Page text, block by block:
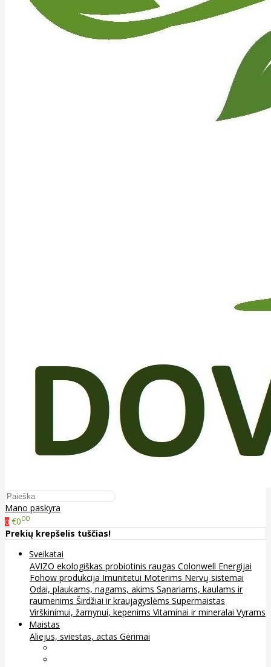
Mano paskyra
0 €000
Prekių krepšelis tuščias!
Sveikatai
AVIZO ekologiškas probiotinis raugas Colonwell Energijai
Fohow produkcija Imunitetui Moterims Nervų sistemai
Odai, plaukams, nagams, akims Sąnariams, kaulams ir
raumenims Širdžiai ir kraujagyslėms Supermaistas
Virškinimui, žarnynui, kepenims Vitaminai ir mineralai Vyrams
Maistas
Aliejus, sviestas, actas Gėrimai